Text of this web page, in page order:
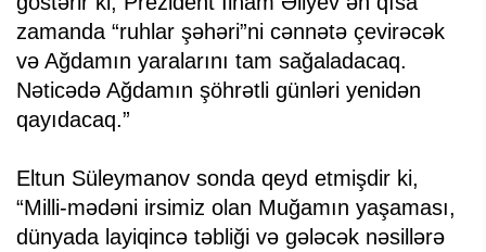
zamanda “ruhlar şəhəri”ni cənnətə çevirəcək
və Ağdamın yaralarını tam sağaladacaq.
Nəticədə Ağdamın şöhrətli günləri yenidən
qayıdacaq.”
Eltun Süleymanov sonda qeyd etmişdir ki,
“Milli-mədəni irsimiz olan Muğamın yaşaması,
dünyada layiqincə təbliği və gələcək nəsillərə